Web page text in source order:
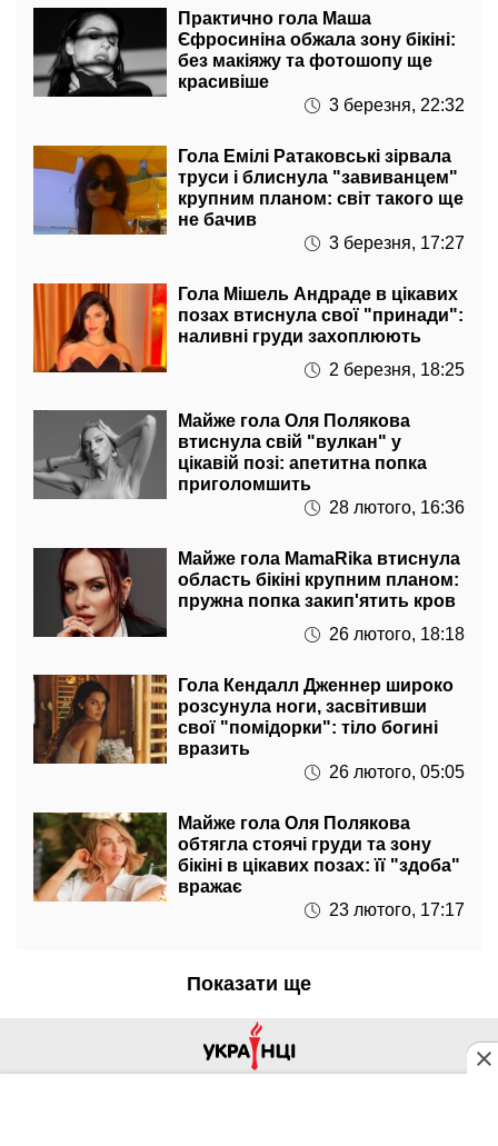
Практично гола Маша
Єфросиніна обжала зону бікіні:
без макіяжу та фотошопу ще
красивіше
3 березня, 22:32
Гола Емілі Ратаковські зірвала
труси і блиснула "завиванцем"
крупним планом: світ такого ще
не бачив
3 березня, 17:27
Гола Мішель Андраде в цікавих
позах втиснула свої "принади":
наливні груди захоплюють
2 березня, 18:25
Майже гола Оля Полякова
втиснула свій "вулкан" у
цікавій позі: апетитна попка
приголомшить
28 лютого, 16:36
Майже гола MamaRika втиснула
область бікіні крупним планом:
пружна попка закип'ятить кров
26 лютого, 18:18
Гола Кендалл Дженнер широко
розсунула ноги, засвітивши
свої "помідорки": тіло богині
вразить
26 лютого, 05:05
Майже гола Оля Полякова
обтягла стоячі груди та зону
бікіні в цікавих позах: її "здоба"
вражає
23 лютого, 17:17
Показати ще